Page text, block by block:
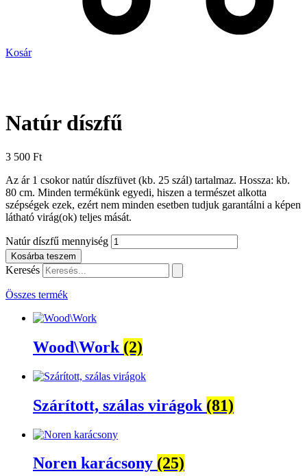
Kosár
Natúr díszfű
3 500 Ft
Az ár 1 csokor natúr díszfüvet (kb. 25 szál) tartalmaz. Hossza: kb.
80 cm. Minden termékünk egyedi, hiszen a természet alkotta
szépségek ezek, ezért nem minden esetben tudjuk garantálni a képen
látható virág(ok) teljes mását.
Natúr díszfű mennyiség
Kosárba teszem
Keresés
Összes termék
Wood\Work (2)
Szárított, szálas virágok (81)
Noren karácsony (25)